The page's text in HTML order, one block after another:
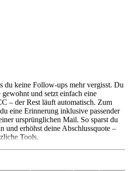
du keine Follow-ups mehr vergisst. Du
gewohnt und setzt einfach eine
– der Rest läuft automatisch. Zum
eine Erinnerung inklusive passender
ursprünglichen Mail. So sparst du
und erhöhst deine Abschlussquote –
Tools.